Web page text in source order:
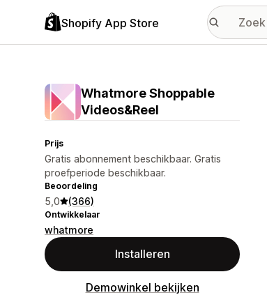
Shopify App Store
Whatmore Shoppable
Videos&Reel
Prijs
Gratis abonnement beschikbaar. Gratis
proefperiode beschikbaar.
Beoordeling
5,0 (366)
Ontwikkelaar
whatmore
Installeren
Demowinkel bekijken